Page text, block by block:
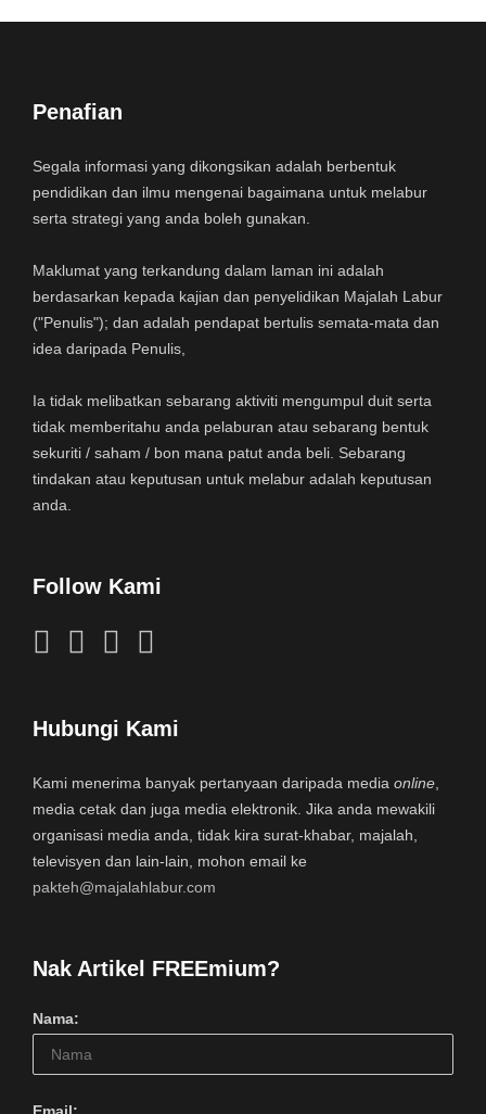
Penafian
Segala informasi yang dikongsikan adalah berbentuk
pendidikan dan ilmu mengenai bagaimana untuk melabur
serta strategi yang anda boleh gunakan.
Maklumat yang terkandung dalam laman ini adalah
berdasarkan kepada kajian dan penyelidikan Majalah Labur
("Penulis"); dan adalah pendapat bertulis semata-mata dan
idea daripada Penulis,
Ia tidak melibatkan sebarang aktiviti mengumpul duit serta
tidak memberitahu anda pelaburan atau sebarang bentuk
sekuriti / saham / bon mana patut anda beli. Sebarang
tindakan atau keputusan untuk melabur adalah keputusan
anda.
Follow Kami
Hubungi Kami
Kami menerima banyak pertanyaan daripada media online,
media cetak dan juga media elektronik. Jika anda mewakili
organisasi media anda, tidak kira surat-khabar, majalah,
televisyen dan lain-lain, mohon email ke
pakteh@majalahlabur.com
Nak Artikel FREEmium?
Nama: